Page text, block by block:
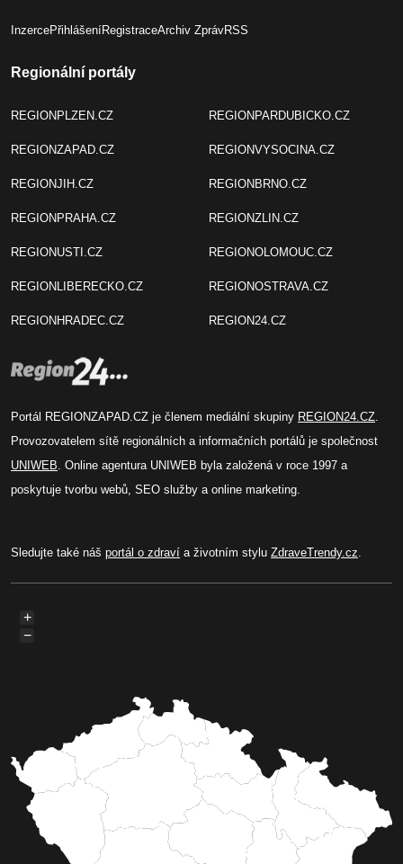
InzercePřihlášeníRegistraceArchiv ZprávRSS
Regionální portály
REGIONPLZEN.CZ
REGIONZAPAD.CZ
REGIONJIH.CZ
REGIONPRAHA.CZ
REGIONUSTI.CZ
REGIONLIBERECKO.CZ
REGIONHRADEC.CZ
REGIONPARDUBICKO.CZ
REGIONVYSOCINA.CZ
REGIONBRNO.CZ
REGIONZLIN.CZ
REGIONOLOMOUC.CZ
REGIONOSTRAVA.CZ
REGION24.CZ
Portál REGIONZAPAD.CZ je členem mediální skupiny REGION24.CZ
Provozovatelem sítě regionálních a informačních portálů je společnost
UNIWEB . Online agentura UNIWEB byla založená v roce 1997 a
poskytuje tvorbu webů, SEO služby a online marketing.
Sledujte také náš portál o zdraví a životním stylu ZdraveTrendy.cz
+
−